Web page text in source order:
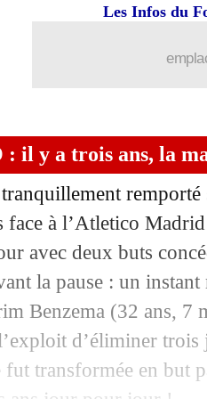
Les Infos du
il y a trois ans, la
face à l’Atletico
avec deux buts
la pause : un
Benzema (32 ans, 7
d’éliminer
transformée en but
aussi le Real
Pléa va faire
sur la date de
arrive au poste de
de quatre ans pour
cote en Bundesliga
à tout pour devenir